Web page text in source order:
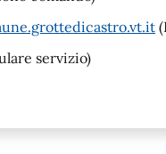
servizio)